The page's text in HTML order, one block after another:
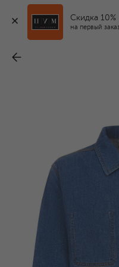
Скидка 10%
на первый